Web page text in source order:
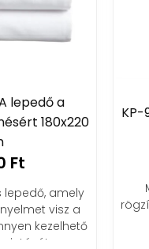
lepedő a
180x220
Ft
lepedő, amely
visz a
kezelhető
KP-